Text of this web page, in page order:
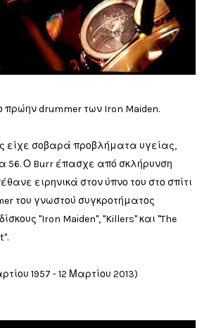
πρώην drummer των Iron Maiden.
είχε σοβαρά προβλήματα υγείας,
56. Ο Burr έπασχε από σκλήρυνση
ειρηνικά στον ύπνο του στο σπίτι
του γνωστού συγκροτήματος
"Iron Maiden", "Killers" και "The
1957 - 12 Μαρτίου 2013)